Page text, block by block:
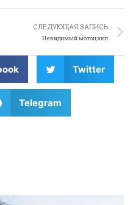
СЛЕДУЮЩАЯ ЗАПИСЬ
Невидимый мотоцикл
Twitter
Telegram